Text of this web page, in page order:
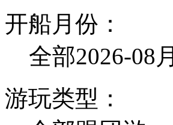
开船月份：
全部2026-08月
游玩类型：